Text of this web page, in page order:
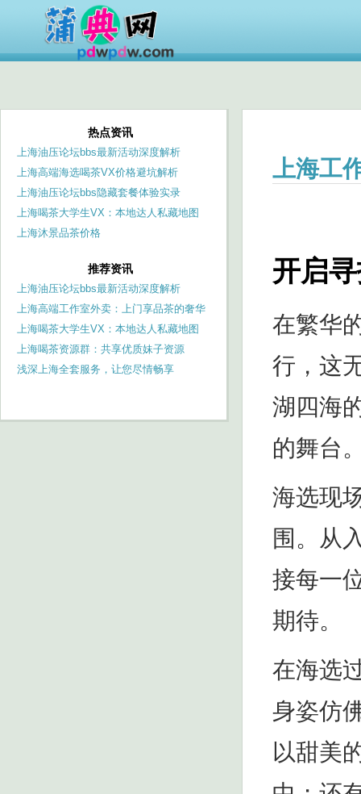
上海工
开启
在繁华
行，这
湖四海
的舞台
海选现
围。从
接每一
期待。
在海选
身姿仿
以甜美
热点资讯
上海油压论坛bbs最新活动深度解析
上海高端海选喝茶VX价格避坑解析
上海油压论坛bbs隐藏套餐体验实录
上海喝茶大学生VX：本地达人私藏地图
_272
上海沐景品茶价格
推荐资讯
上海油压论坛bbs最新活动深度解析
上海高端工作室外卖：上门享品茶的奢华
选择，一键预约尊享服务
上海喝茶大学生VX：本地达人私藏地图
_272
上海喝茶资源群：共享优质妹子资源
浅深上海全套服务，让您尽情畅享